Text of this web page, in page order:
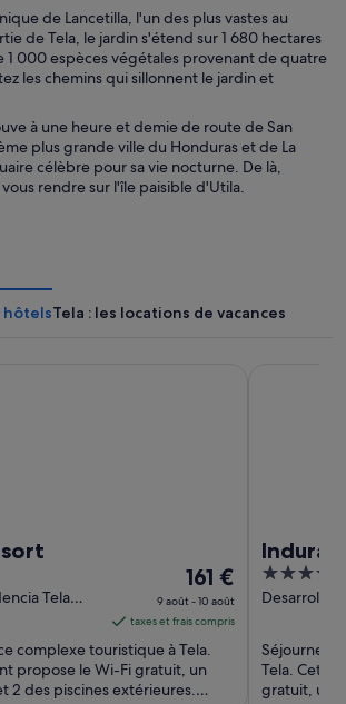
de Lancetilla, l'un des plus vastes au
de Tela, le jardin s'étend sur 1 680 hectares
1 000 espèces végétales provenant de quatre
les chemins qui sillonnent le jardin et
à une heure et demie de route de San
plus grande ville du Honduras et de La
célèbre pour sa vie nocturne. De là,
rendre sur l'île paisible d'Utila.
hôtelsTela : les locations de vacances
Tela
Le
prix
est
de 161 €
par
nuit
161 €
9 août - 10 août
taxes et frais compris
complexe touristique à Tela.
propose le Wi-Fi gratuit, un
2 des piscines extérieures.
Indura
Curio
4.5
out
5
Desarrollo
Séjournez
Tela. Cet
gratuit, un